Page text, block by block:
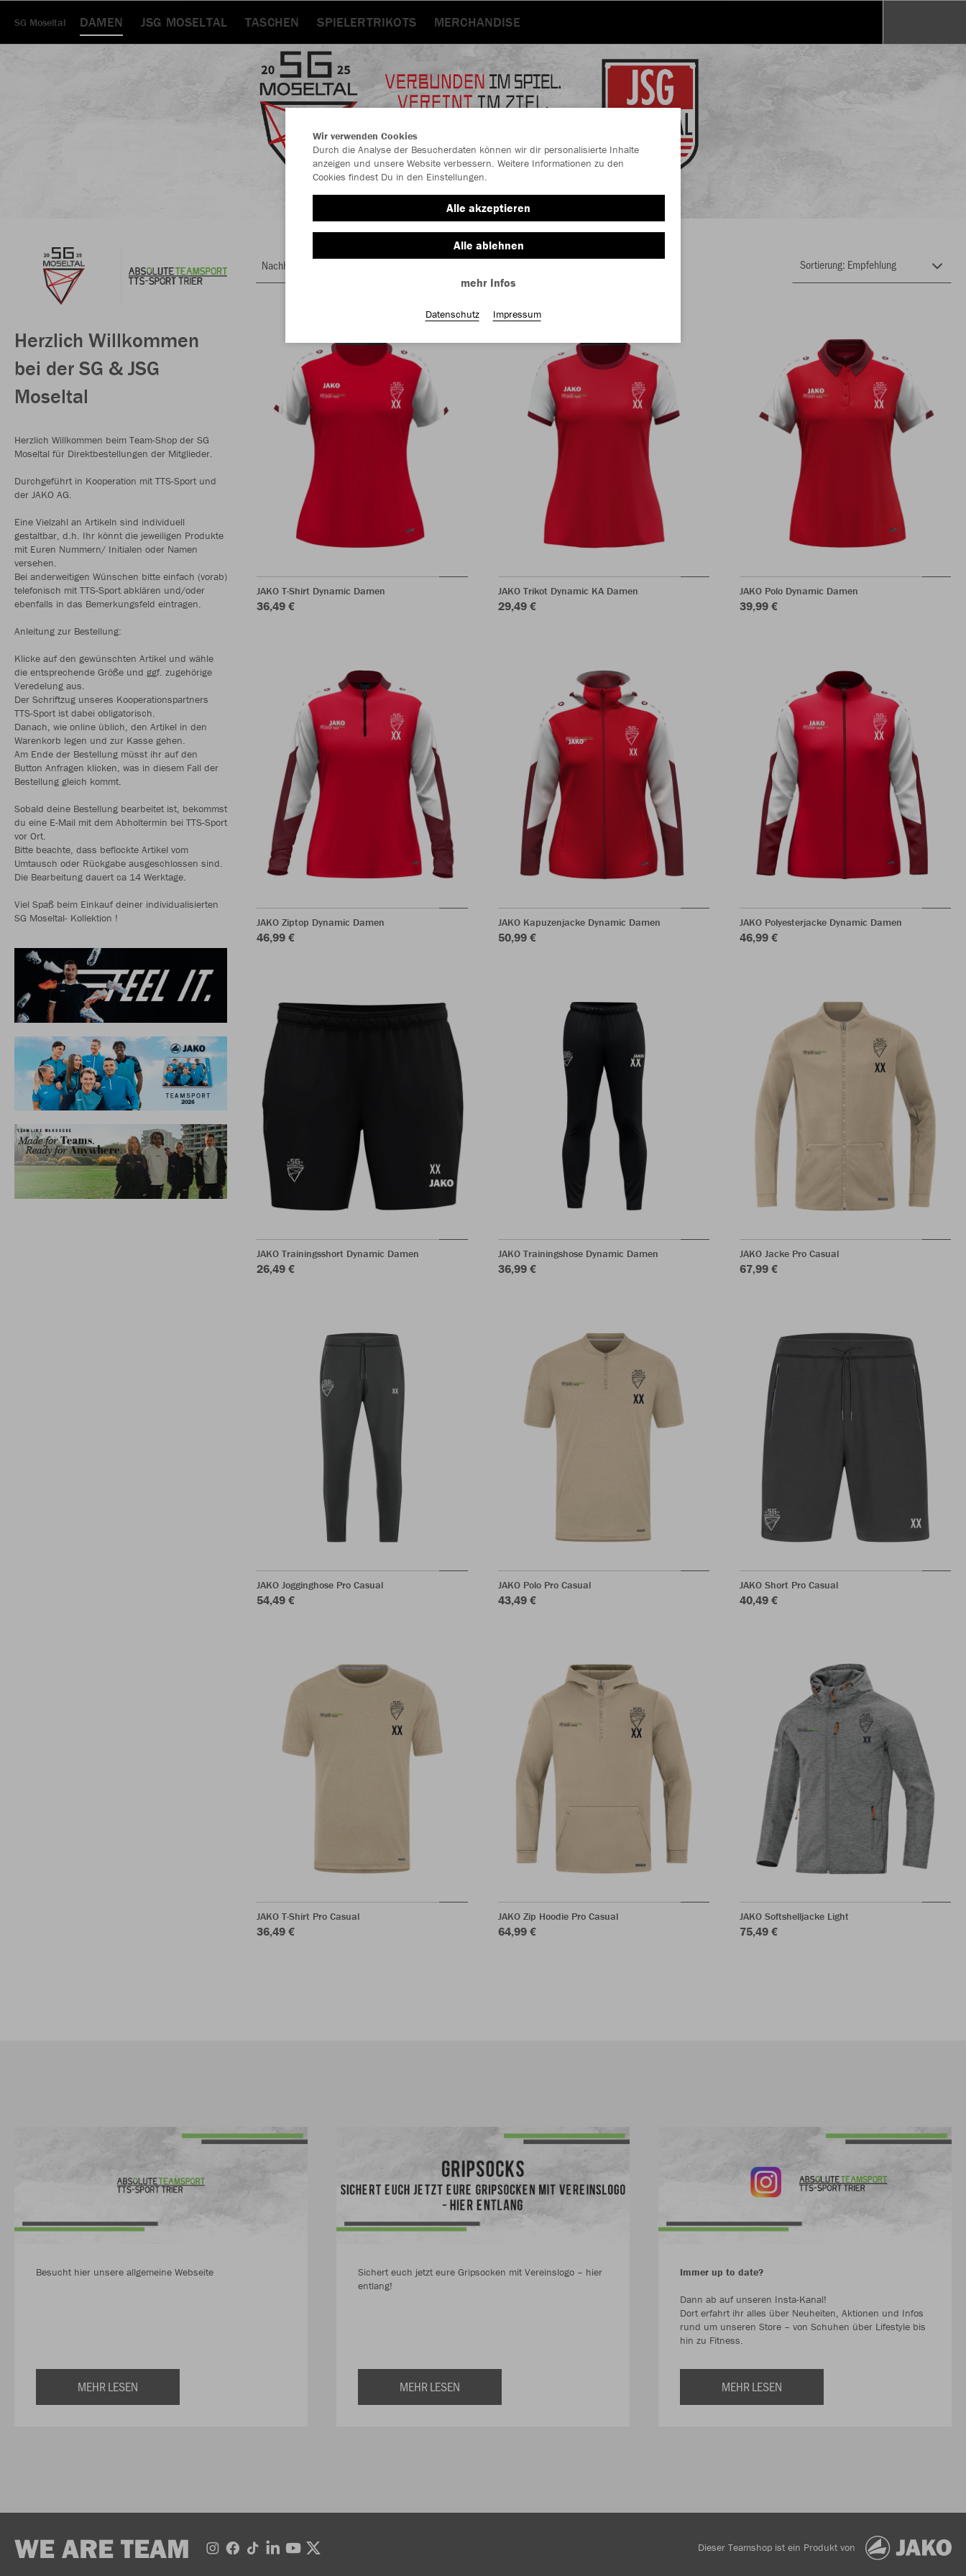
SG Moseltal DAMEN JSG MOSELTAL TASCHEN SPIELERTRIKOTS MERCHANDISE
Herzlich Willkommen
bei der SG & JSG
Moseltal
Herzlich Willkommen beim Team-Shop der SG
Moseltal für Direktbestellungen der Mitglieder.
Durchgeführt in Kooperation mit TTS-Sport und
der JAKO AG.
Eine Vielzahl an Artikeln sind individuell
gestaltbar, d.h. Ihr könnt die jeweiligen Produkte
mit Euren Nummern/ Initialen oder Namen
versehen.
Bei anderweitigen Wünschen bitte einfach (vorab)
telefonisch mit TTS-Sport abklären und/oder
ebenfalls in das Bemerkungsfeld eintragen.
Anleitung zur Bestellung:
Klicke auf den gewünschten Artikel und wähle
die entsprechende Größe und ggf. zugehörige
Veredelung aus.
Der Schriftzug unseres Kooperationspartners
TTS-Sport ist dabei obligatorisch.
Danach, wie online üblich, den Artikel in den
Warenkorb legen und zur Kasse gehen.
Am Ende der Bestellung müsst ihr auf den
Button Anfragen klicken, was in diesem Fall der
Bestellung gleich kommt.
Sobald deine Bestellung bearbeitet ist, bekommst
du eine E-Mail mit dem Abholtermin bei TTS-Sport
vor Ort.
Bitte beachte, dass beflockte Artikel vom
Umtausch oder Rückgabe ausgeschlossen sind.
Die Bearbeitung dauert ca 14 Werktage.
Viel Spaß beim Einkauf deiner individualisierten
SG Moseltal- Kollektion !
Nachhaltig
JAKO T-Shirt Dynamic Damen
36,49 €
JAKO Trikot Dynamic KA Damen
29,49 €
JAKO Polo Dynamic Damen
39,99 €
JAKO Ziptop Dynamic Damen
46,99 €
JAKO Kapuzenjacke Dynamic Damen
50,99 €
JAKO Polyesterjacke Dynamic Damen
46,99 €
JAKO Trainingsshort Dynamic Damen
26,49 €
JAKO Trainingshose Dynamic Damen
36,99 €
JAKO Jacke Pro Casual
67,99 €
JAKO Jogginghose Pro Casual
54,49 €
JAKO Polo Pro Casual
43,49 €
JAKO Short Pro Casual
40,49 €
JAKO T-Shirt Pro Casual
36,49 €
JAKO Zip Hoodie Pro Casual
64,99 €
JAKO Softshelljacke Light
75,49 €
Besucht hier unsere allgemeine Webseite
MEHR LESEN
Sichert euch jetzt eure Gripsocken mit Vereinslogo – hier
entlang!
MEHR LESEN
Immer up to date?
Dann ab auf unseren Insta-Kanal!
Dort erfahrt ihr alles über Neuheiten, Aktionen und Infos
rund um unseren Store – von Schuhen über Lifestyle bis
hin zu Fitness.
MEHR LESEN
WE ARE TEAM Dieser Teamshop ist ein Produkt von
Wir verwenden Cookies
Durch die Analyse der Besucherdaten können wir dir personalisierte Inhalte
anzeigen und unsere Website verbessern. Weitere Informationen zu den
Cookies findest Du in den Einstellungen.
Alle akzeptieren
Alle ablehnen
mehr Infos
Datenschutz Impressum